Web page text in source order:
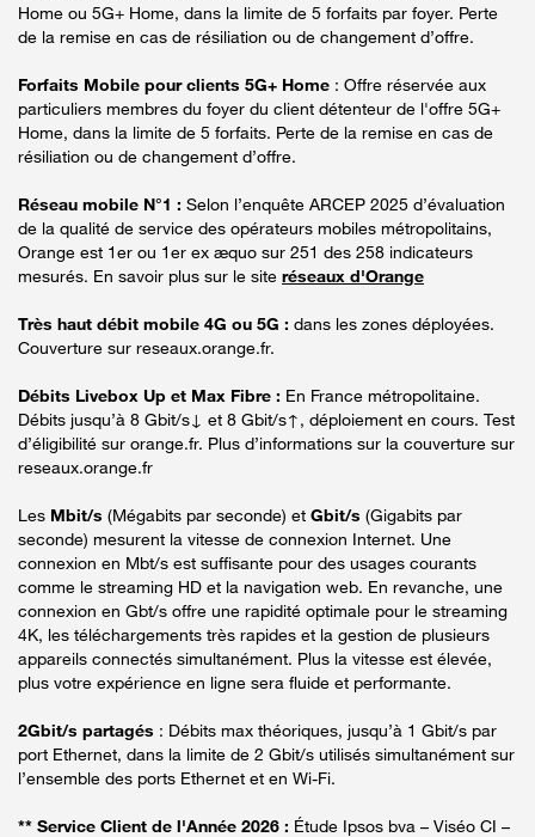
Home ou 5G+ Home, dans la limite de 5 forfaits par foyer. Perte
de la remise en cas de résiliation ou de changement d’offre.
Forfaits Mobile pour clients 5G+ Home : Offre réservée aux
particuliers membres du foyer du client détenteur de l'offre 5G+
Home, dans la limite de 5 forfaits. Perte de la remise en cas de
résiliation ou de changement d’offre.
Réseau mobile N°1 : Selon l’enquête ARCEP 2025 d’évaluation
de la qualité de service des opérateurs mobiles métropolitains,
Orange est 1er ou 1er ex æquo sur 251 des 258 indicateurs
mesurés. En savoir plus sur le site réseaux d'Orange
Très haut débit mobile 4G ou 5G : dans les zones déployées.
Couverture sur reseaux.orange.fr.
Débits Livebox Up et Max Fibre : En France métropolitaine.
Débits jusqu’à 8 Gbit/s↓ et 8 Gbit/s↑, déploiement en cours. Test
d’éligibilité sur orange.fr. Plus d’informations sur la couverture sur
reseaux.orange.fr
Les Mbit/s (Mégabits par seconde) et Gbit/s (Gigabits par
seconde) mesurent la vitesse de connexion Internet. Une
connexion en Mbt/s est suffisante pour des usages courants
comme le streaming HD et la navigation web. En revanche, une
connexion en Gbt/s offre une rapidité optimale pour le streaming
4K, les téléchargements très rapides et la gestion de plusieurs
appareils connectés simultanément. Plus la vitesse est élevée,
plus votre expérience en ligne sera fluide et performante.
2Gbit/s partagés : Débits max théoriques, jusqu’à 1 Gbit/s par
port Ethernet, dans la limite de 2 Gbit/s utilisés simultanément sur
l’ensemble des ports Ethernet et en Wi-Fi.
** Service Client de l'Année 2026 : Étude Ipsos bva – Viséo CI –